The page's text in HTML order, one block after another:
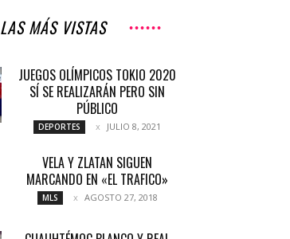
LAS MÁS VISTAS
JUEGOS OLÍMPICOS TOKIO 2020
SÍ SE REALIZARÁN PERO SIN
PÚBLICO
DEPORTES JULIO 8, 2021
VELA Y ZLATAN SIGUEN
MARCANDO EN «EL TRAFICO»
MLS AGOSTO 27, 2018